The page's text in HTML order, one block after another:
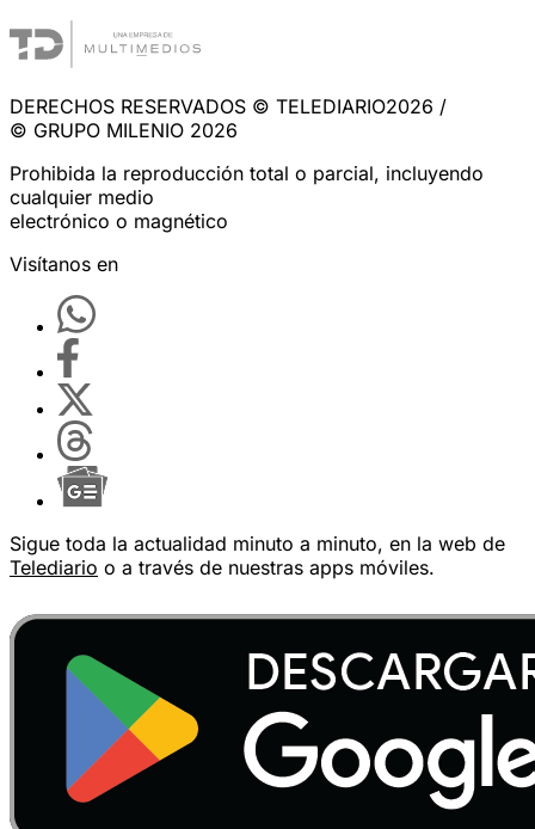
DERECHOS RESERVADOS © TELEDIARIO2026 /
© GRUPO MILENIO 2026
Prohibida la reproducción total o parcial, incluyendo
cualquier medio
electrónico o magnético
Visítanos en
Sigue toda la actualidad minuto a minuto, en la web de
Telediario o a través de nuestras apps móviles.